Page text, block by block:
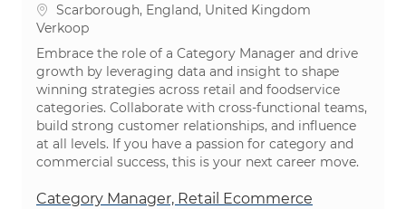
PlaatsScarborough, England, United Kingdom
Categorie
Verkoop
Embrace the role of a Category Manager and drive
growth by leveraging data and insight to shape
winning strategies across retail and foodservice
categories. Collaborate with cross-functional teams,
build strong customer relationships, and influence
at all levels. If you have a passion for category and
commercial success, this is your next career move.
Category Manager, Retail Ecommerce